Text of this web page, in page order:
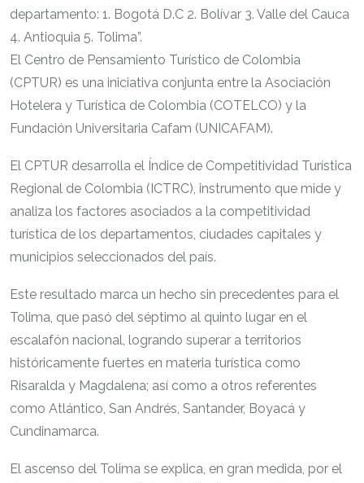
departamento: 1. Bogotá D.C 2. Bolívar 3. Valle del Cauca
4. Antioquia 5. Tolima”.
El Centro de Pensamiento Turístico de Colombia
(CPTUR) es una iniciativa conjunta entre la Asociación
Hotelera y Turística de Colombia (COTELCO) y la
Fundación Universitaria Cafam (UNICAFAM).
El CPTUR desarrolla el Índice de Competitividad Turística
Regional de Colombia (ICTRC), instrumento que mide y
analiza los factores asociados a la competitividad
turística de los departamentos, ciudades capitales y
municipios seleccionados del país.
Este resultado marca un hecho sin precedentes para el
Tolima, que pasó del séptimo al quinto lugar en el
escalafón nacional, logrando superar a territorios
históricamente fuertes en materia turística como
Risaralda y Magdalena; así como a otros referentes
como Atlántico, San Andrés, Santander, Boyacá y
Cundinamarca.
El ascenso del Tolima se explica, en gran medida, por el